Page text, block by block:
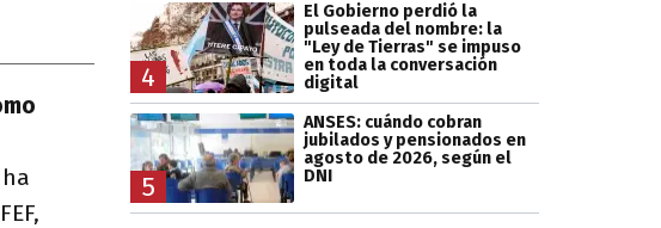
4
El Gobierno perdió la
pulseada del nombre: la
"Ley de Tierras" se impuso
en toda la conversación
digital
5
ANSES: cuándo cobran
jubilados y pensionados en
agosto de 2026, según el
DNI